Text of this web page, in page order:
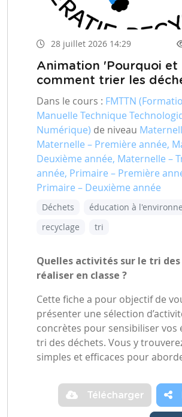
28 juillet 2026 14:29
Animation 'Pourquoi et
comment trier les
Dans le cours : FMTTN
Manuelle Technique
Numérique) de niveau
Maternelle – Première année,
Deuxième année, Maternelle –
année, Primaire – Première
Primaire – Deuxième année
Déchets
éducation à
recyclage
tri
Quelles activités sur le tri
réaliser en classe ?
Cette fiche a pour objectif de
présenter une sélection
concrètes pour sensibiliser vos
tri des déchets. Vous y
simples et efficaces pour
Télécharger